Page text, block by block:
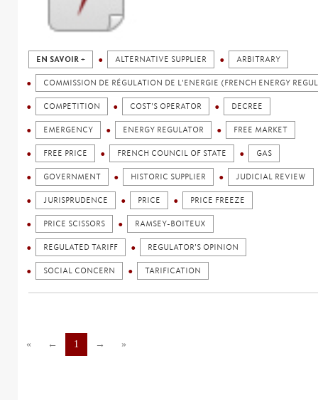
EN SAVOIR + ALTERNATIVE SUPPLIER ARBITRARY
COMMISSION DE RÉGULATION DE L'ENERGIE (FRENCH ENERGY
COMPETITION COST'S OPERATOR DECREE
EMERGENCY ENERGY REGULATOR FREE MARKET
FREE PRICE FRENCH COUNCIL OF STATE GAS
GOVERNMENT HISTORIC SUPPLIER JUDICIAL REVIEW
JURISPRUDENCE PRICE PRICE FREEZE
PRICE SCISSORS RAMSEY-BOITEUX
REGULATED TARIFF REGULATOR'S OPINION
SOCIAL CONCERN TARIFICATION
« ← 1 → »